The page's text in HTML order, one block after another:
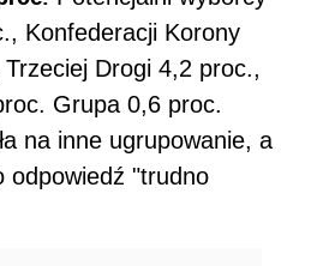
Konfederacji Korony
Drogi 4,2 proc.,
Grupa 0,6 proc.
na inne ugrupowanie, a
odpowiedź "trudno